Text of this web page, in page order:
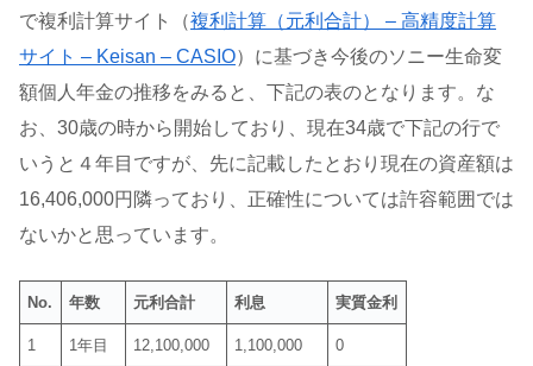
で複利計算サイト（複利計算（元利合計） – 高精度計算
サイト – Keisan – CASIO）に基づき今後のソニー生命変
額個人年金の推移をみると、下記の表のとなります。な
お、30歳の時から開始しており、現在34歳で下記の行で
いうと４年目ですが、先に記載したとおり現在の資産額は
16,406,000円隣っており、正確性については許容範囲では
ないかと思っています。
No. 年数 元利合計 利息 実質金利
1 1年目 12,100,000 1,100,000 0